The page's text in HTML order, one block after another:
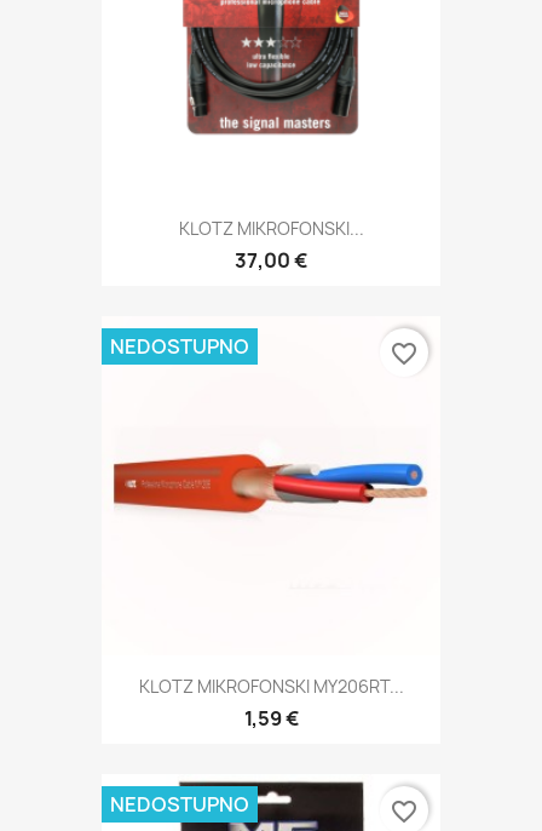
KLOTZ MIKROFONSKI...
37,00 €
KLOTZ MIKROFONSKI MY206RT...
1,59 €
NEDOSTUPNO favorite_border
NEDOSTUPNO favorite_border